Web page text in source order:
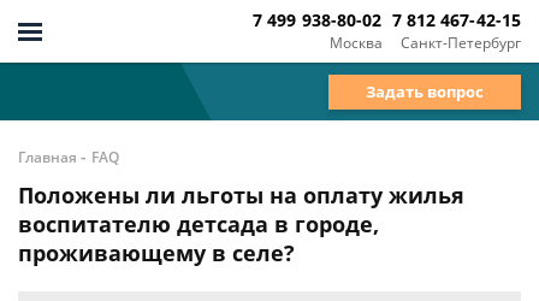
Москва
7 499 938-80-02
Санкт-Петербург
7 812 467-42-15
Задать вопрос
Главная - FAQ
Положены ли льготы на оплату жилья
воспитателю детсада в городе,
проживающему в селе?